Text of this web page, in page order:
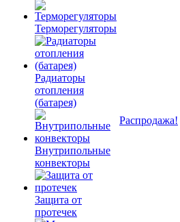
Терморегуляторы
Радиаторы
отопления
(батарея)
Внутрипольные
конвекторы
Защита от
протечек
Распродажа!